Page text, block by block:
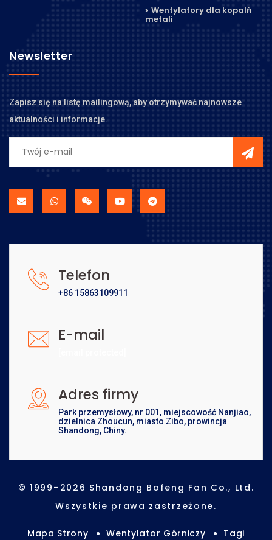
Wentylatory dla kopalń
metali
Newsletter
Zapisz się na listę mailingową, aby otrzymywać najnowsze
aktualności i informacje.
Telefon
+86 15863109911
E-mail
Adres firmy
Park przemysłowy, nr 001, miejscowość Nanjiao,
dzielnica Zhoucun, miasto Zibo, prowincja
Shandong, Chiny.
© 1999–2026 Shandong Bofeng Fan Co., Ltd.
Wszystkie prawa zastrzeżone.
Mapa Strony Wentylator Górniczy Tagi